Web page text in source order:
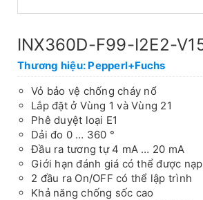
INX360D-F99-I2E2-
Thương hiệu: Pepperl+Fuchs
Vỏ bảo vệ chống cháy nổ
Lắp đặt ở Vùng 1 và Vùng 21
Phê duyệt loại E1
Dải đo 0 … 360 °
Đầu ra tương tự 4 mA … 20 mA
Giới hạn đánh giá có thể được
2 đầu ra On/OFF có thể lập trình
Khả năng chống sốc cao